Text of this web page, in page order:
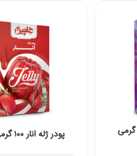
انگور سیاه ۱۰۰ گرمی
پودر ژله انار ۱۰۰ گرمی هلچین